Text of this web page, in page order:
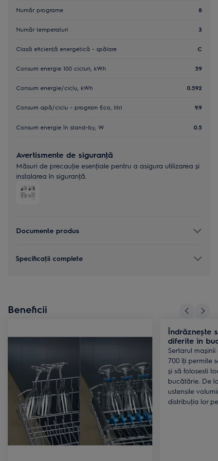
Număr programe 8
Număr temperaturi 3
Clasă eficienţă energetică - spălare C
Consum energie 100 cicluri, kWh 59
Consum energie/ciclu, kWh 0.592
Consum apă/ciclu - program Eco, litri 9.9
Consum energie în stand-by, W 0.5
Avertismente de siguranţă
Măsuri de precauţie esenţiale pentru a asigura utilizarea și
instalarea în siguranţă.
Documente produs
Specificaţii complete
Beneficii
Îndrăznește
diferite în
Sertarul
700 îţi permite
și să folosesti
bucătărie. De
ustensile
distribuţia lor